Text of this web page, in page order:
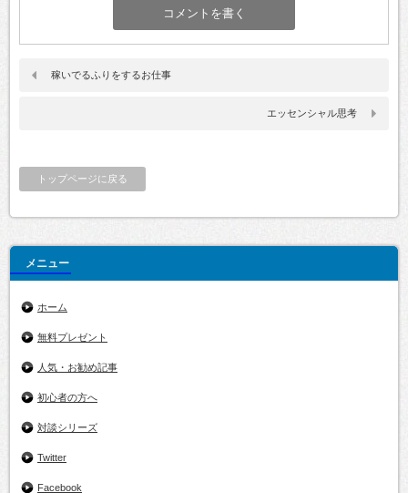
稼いでるふりをするお仕事
エッセンシャル思考
トップページに戻る
メニュー
ホーム
無料プレゼント
人気・お勧め記事
初心者の方へ
対談シリーズ
Twitter
Facebook